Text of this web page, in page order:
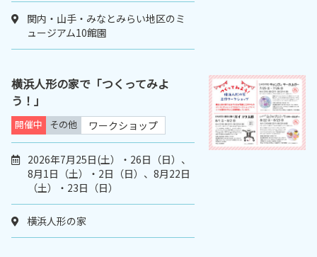
関内・山手・みなとみらい地区のミ
ュージアム10館園
横浜人形の家で「つくってみよ
う！」
開催中 その他 ワークショップ
2026年7月25日(土）・26日（日）、
8月1日（土）・2日（日）、8月22日
（土）・23日（日）
横浜人形の家